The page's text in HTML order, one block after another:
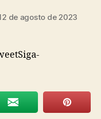
de agosto de 2023